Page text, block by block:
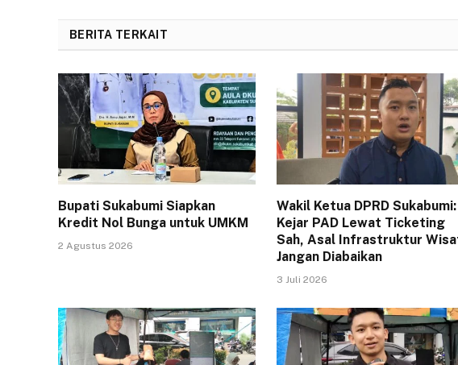
BERITA TERKAIT
Bupati Sukabumi Siapkan
Kredit Nol Bunga untuk UMKM
2 Agustus 2026
Wakil Ketua DPRD Sukabumi:
Kejar PAD Lewat Ticketing
Sah, Asal Infrastruktur
Jangan Diabaikan
3 Juli 2026